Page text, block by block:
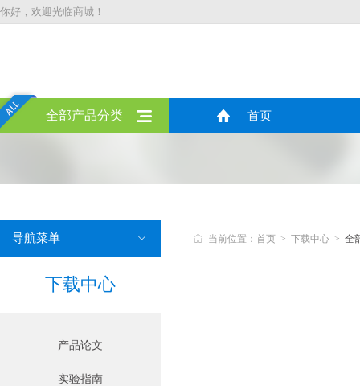
你好，欢迎光临商城！
全部产品分类 首页

导航菜单
下载中心
产品论文
实验指南
 当前位置：首页 > 下载中心 > 全